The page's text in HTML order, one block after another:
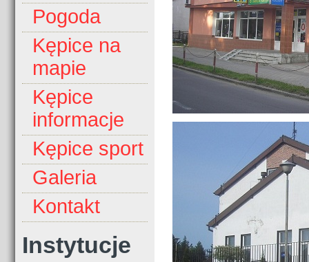
Pogoda
Kępice na
mapie
Kępice
informacje
Kępice sport
Galeria
Kontakt
Instytucje